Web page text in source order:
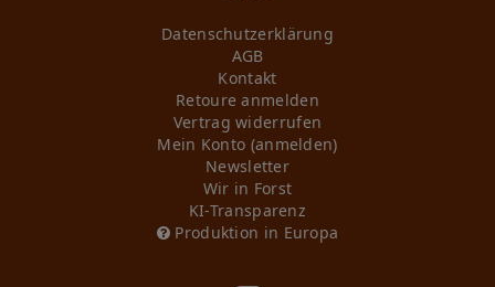
Daten­schutz­erklärung
AGB
Kontakt
Retoure anmelden
Vertrag widerrufen
Mein Konto (anmelden)
Newsletter
Wir in Forst
KI-Transparenz
Produktion in Europa